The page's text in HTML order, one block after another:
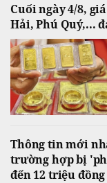
Cuối ngày 4/8,
Hải, Phú Quý,...
Thông tin mới
trường hợp bị
đến 12 triệu đồng